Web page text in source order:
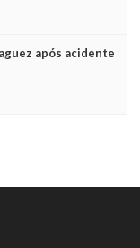
após acidente